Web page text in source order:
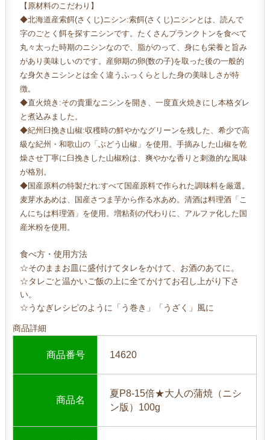
【原材料のこだわり】
◆北海道産索餌(さくじ)ニシン:索餌(さくじ)ニシンとは、読んで
字のごとく餌を探すニシンです。たくさんプランクトンを食べて
丸々太った時期のニシンなので、脂がのって、身にも栄養と旨み
があり美味しいのです。産卵期の卵(数の子)を取った後の一般的
な身欠きニシンとは全く違うふっくらとした身の美味しさが特
徴。
◆直火焼き:その貴重なニシンを開き、一度直火焼きにし本格ダレ
と煮込みました。
◆紀州臼挽き山椒:収穫時の鮮やかなグリーンを残した、希少で高
級な紀州・和歌山の「ぶどう山椒」を使用。手摘みした山椒を乾
燥させ丁寧に臼挽きした山椒粉は、爽やかな香りと刺激的な風味
が格別。
◆国産原料の特製だれ:すべて国産原料で作られた調味料を厳選。
麦芽水あめは、国産さつま芋から作る水あめ。清酒は料理酒「こ
んにちは料理酒」を使用。増粘剤の代わりに、アルファ化した国
産米粉を使用。
食べ方・使用方法
☆そのままお皿に盛付けてタレをかけて、お酒のあてに。
☆タレごと温かいご飯の上に全てかけてお召し上がり下さ
い。
☆うなぎレシピのように「う巻き」「うざく」風に
商品詳細
商品番号 14620
商品名
夏P8-15倍★大人の蒲焼（ニシ
ン版）100g